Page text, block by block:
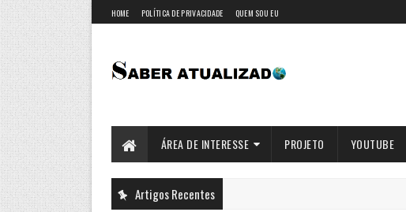
HOME POLÍTICA DE PRIVACIDADE QUEM SOU EU
ÁREA DE INTERESSE PROJETO YOUTUBE
Artigos Recentes